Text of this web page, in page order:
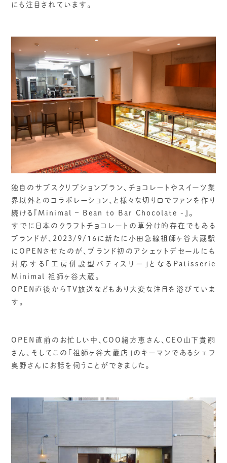
にも注目されています。
独自のサブスクリプションプラン、チョコレートやスイーツ業
界以外とのコラボレーション、と様々な切り口でファンを作り
続ける『Minimal – Bean to Bar Chocolate -』。
すでに日本のクラフトチョコレートの草分け的存在でもある
ブランドが、2023/9/16に新たに小田急線祖師ヶ谷大蔵駅
にOPENさせたのが、ブランド初のアシェットデセールにも
対応する「工房併設型パティスリー」となるPatisserie
Minimal 祖師ヶ谷大蔵。
OPEN直後からTV放送などもあり大変な注目を浴びていま
す。
OPEN直前のお忙しい中、COO緒方恵さん、CEO山下貴嗣
さん、そしてこの「祖師ヶ谷大蔵店」のキーマンであるシェフ
奥野さんにお話を伺うことができました。